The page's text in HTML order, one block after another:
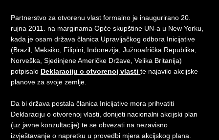
Partnerstvo za otvorenu vlast formalno je inaugurirano 20.
rujna 2011. na marginama Opće skupštine UN-a u New Yorku,
kada je osam država članica Upravljačkog odbora Inicijative
(Brazil, Meksiko, Filipini, Indonezija, Južnoafrička Republika,
Norveška, Sjedinjene Američke Države, Velika Britanija)
potpisalo Deklaraciju o otvorenoj vlasti te najavilo akcijske
planove za svoje zemlje.
Da bi država postala članica Inicijative mora prihvatiti
Deklaraciju o otvorenoj vlasti, donijeti nacionalni akcijski plan
(uz javne konzultacije) te se obvezati na nezavisno
izvještavanje o napretku u provedbi mjera akcijskog plana.